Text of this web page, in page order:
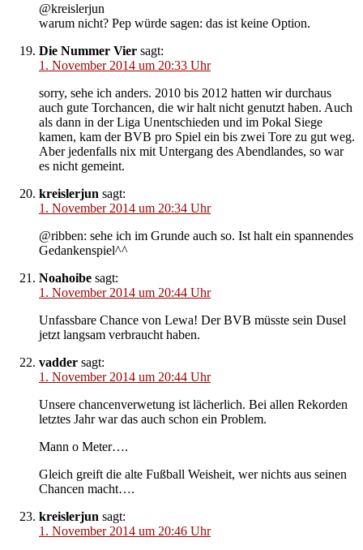
@kreislerjun
warum nicht? Pep würde sagen: das ist keine Option.
Die Nummer Vier sagt:
1. November 2014 um 20:33 Uhr
sorry, sehe ich anders. 2010 bis 2012 hatten wir durchaus
auch gute Torchancen, die wir halt nicht genutzt haben. Auch
als dann in der Liga Unentschieden und im Pokal Siege
kamen, kam der BVB pro Spiel ein bis zwei Tore zu gut weg.
Aber jedenfalls nix mit Untergang des Abendlandes, so war
es nicht gemeint.
kreislerjun sagt:
1. November 2014 um 20:34 Uhr
@ribben: sehe ich im Grunde auch so. Ist halt ein spannendes
Gedankenspiel^^
Noahoibe sagt:
1. November 2014 um 20:44 Uhr
Unfassbare Chance von Lewa! Der BVB müsste sein Dusel
jetzt langsam verbraucht haben.
vadder sagt:
1. November 2014 um 20:44 Uhr
Unsere chancenverwetung ist lächerlich. Bei allen Rekorden
letztes Jahr war das auch schon ein Problem.
Mann o Meter….
Gleich greift die alte Fußball Weisheit, wer nichts aus seinen
Chancen macht….
kreislerjun sagt:
1. November 2014 um 20:46 Uhr